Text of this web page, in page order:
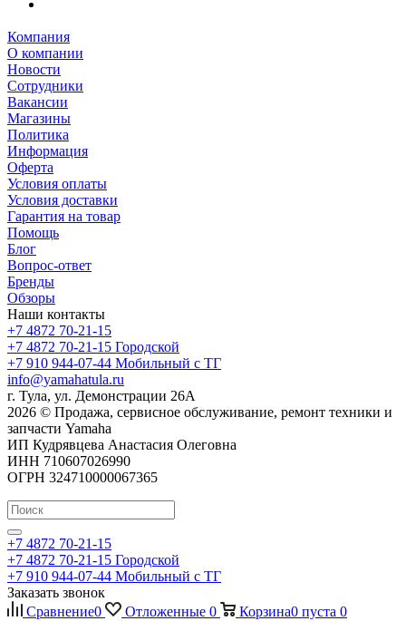
Компания
О компании
Новости
Сотрудники
Вакансии
Магазины
Политика
Информация
Оферта
Условия оплаты
Условия доставки
Гарантия на товар
Помощь
Блог
Вопрос-ответ
Бренды
Обзоры
Наши контакты
+7 4872 70-21-15
+7 4872 70-21-15 Городской
+7 910 944-07-44 Мобильный с ТГ
info@yamahatula.ru
г. Тула, ул. Демонстрации 26А
2026 © Продажа, сервисное обслуживание, ремонт техники и
запчасти Yamaha
ИП Кудрявцева Анастасия Олеговна
ИНН 710607026990
ОГРН 324710000067365
+7 4872 70-21-15
+7 4872 70-21-15 Городской
+7 910 944-07-44 Мобильный с ТГ
Заказать звонок
Сравнение0 Отложенные 0 Корзина0 пуста 0